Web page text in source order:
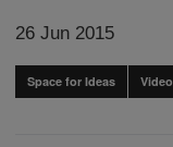
26 Jun 2015
Space for Ideas